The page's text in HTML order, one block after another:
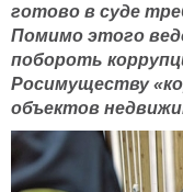
готово в суде
Помимо этого
побороть
Росимуществу
объектов